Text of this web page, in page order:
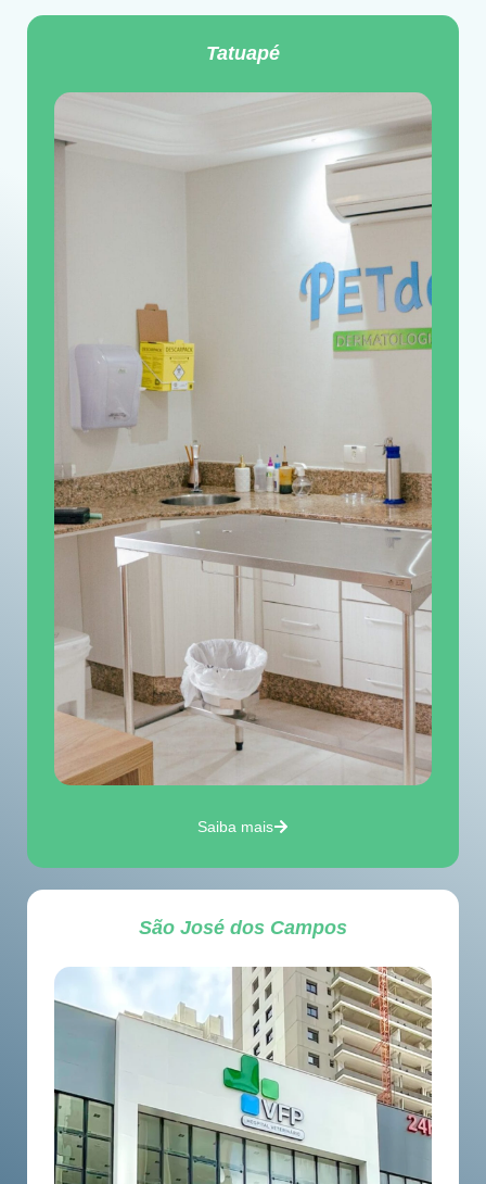
Tatuapé
Saiba mais
São José dos Campos